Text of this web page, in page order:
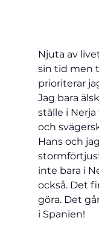
Njuta av
sin tid men
prioriterar
Jag bara
ställe i Nerja
och
Hans och
inte bara i
också. Det
göra. Det
i Spanien!